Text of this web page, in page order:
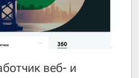
веб- и